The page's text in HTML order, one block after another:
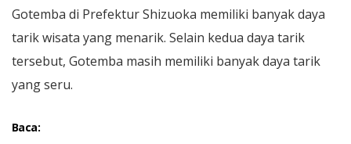
Gotemba di Prefektur Shizuoka memiliki banyak daya
tarik wisata yang menarik. Selain kedua daya tarik
tersebut, Gotemba masih memiliki banyak daya tarik
yang seru.
Baca: